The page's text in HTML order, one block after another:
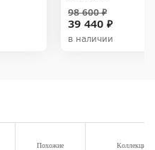
39 440 ₽
98 600 ₽
в наличии
Похожие
Коллекция